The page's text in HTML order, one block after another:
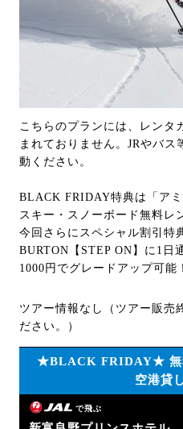
こちらのプランには、レンタ
まれておりません。JRやバ
動ください。
BLACK FRIDAY特典は「ア
スキー・スノーボード無料レ
今回さらにスペシャル割引特
BURTON【STEP ON】に1日
1000円でグレードアップ可能！
ツアー情報なし（ツアー販
ださい。）
★BLACK FRIDAY★ 無
空港貸
で飛ぶ